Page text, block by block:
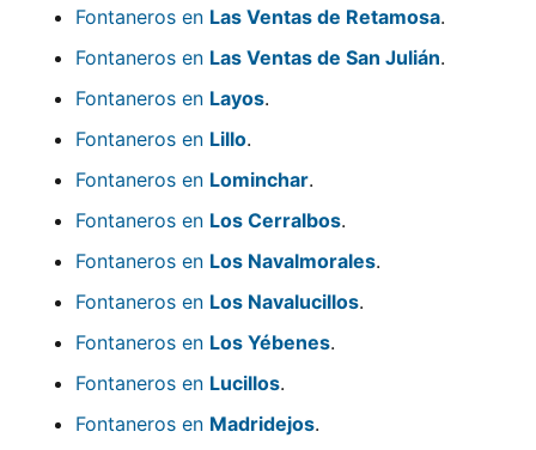
Fontaneros en Las Ventas de Retamosa.
Fontaneros en Las Ventas de San Julián.
Fontaneros en Layos.
Fontaneros en Lillo.
Fontaneros en Lominchar.
Fontaneros en Los Cerralbos.
Fontaneros en Los Navalmorales.
Fontaneros en Los Navalucillos.
Fontaneros en Los Yébenes.
Fontaneros en Lucillos.
Fontaneros en Madridejos.